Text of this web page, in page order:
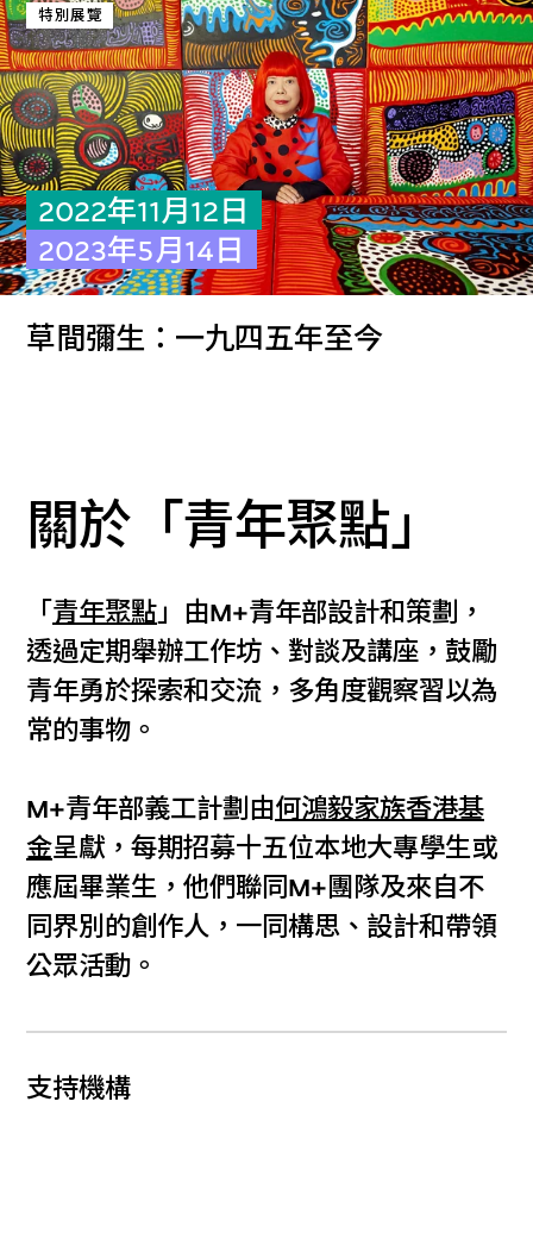
特別展覽
2022年11月12日
2023年5月14日
草間彌生：一九四五年至今
關於「青年聚點」
「 青年聚點 」由M+青年部設計和策劃，
透過定期舉辦工作坊、對談及講座，鼓勵
青年勇於探索和交流，多角度觀察習以為
常的事物。
M+青年部義工計劃由何鴻毅家族香港基
金呈獻，每期招募十五位本地大專學生或
應屆畢業生，他們聯同M+團隊及來自不
同界別的創作人，一同構思、設計和帶領
公眾活動。
支持機構